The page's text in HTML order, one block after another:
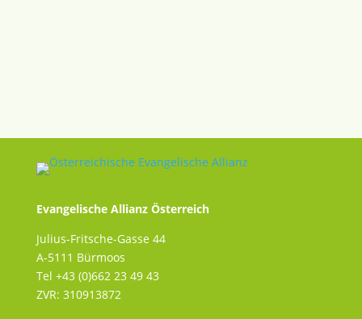
Evangelische Allianz Österreich
Julius-Fritsche-Gasse 44
A-5111 Bürmoos
Tel +43 (0)662 23 49 43
ZVR: 310913872